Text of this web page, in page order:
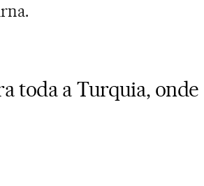
toda a Turquia, onde